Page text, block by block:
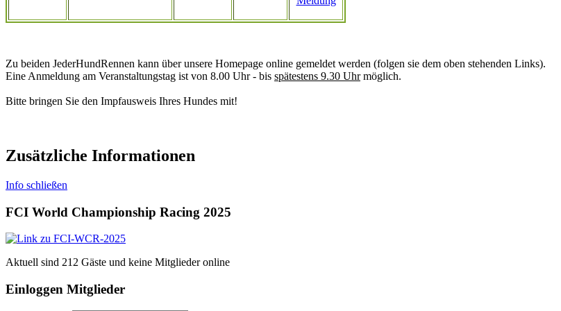
Zu beiden JederHundRennen kann über unsere Homepage online gemeldet werden (folgen sie dem oben stehenden Links).
Eine Anmeldung am Veranstaltungstag ist von 8.00 Uhr - bis spätestens 9.30 Uhrmöglich.
Bitte bringen Sie den Impfausweis Ihres Hundes mit!
Zusätzliche Informationen
Info schließen
FCI World Championship Racing 2025
Aktuell sind 212 Gäste und keine Mitglieder online
Einloggen Mitglieder